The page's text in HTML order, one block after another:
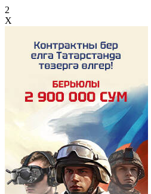
2
X